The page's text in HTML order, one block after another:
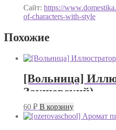
Сайт: https://
of-characters-with-style
Похожие
[Вольница]
Закшевский)
60 ₽ В корзину